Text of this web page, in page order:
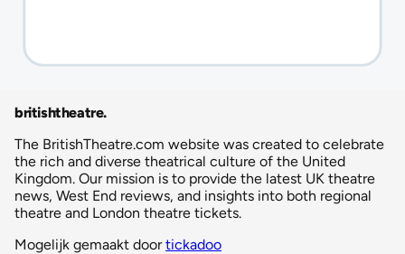
britishtheatre.
The BritishTheatre.com website was created to celebrate
the rich and diverse theatrical culture of the United
Kingdom. Our mission is to provide the latest UK theatre
news, West End reviews, and insights into both regional
theatre and London theatre tickets.
Mogelijk gemaakt doortickadoo